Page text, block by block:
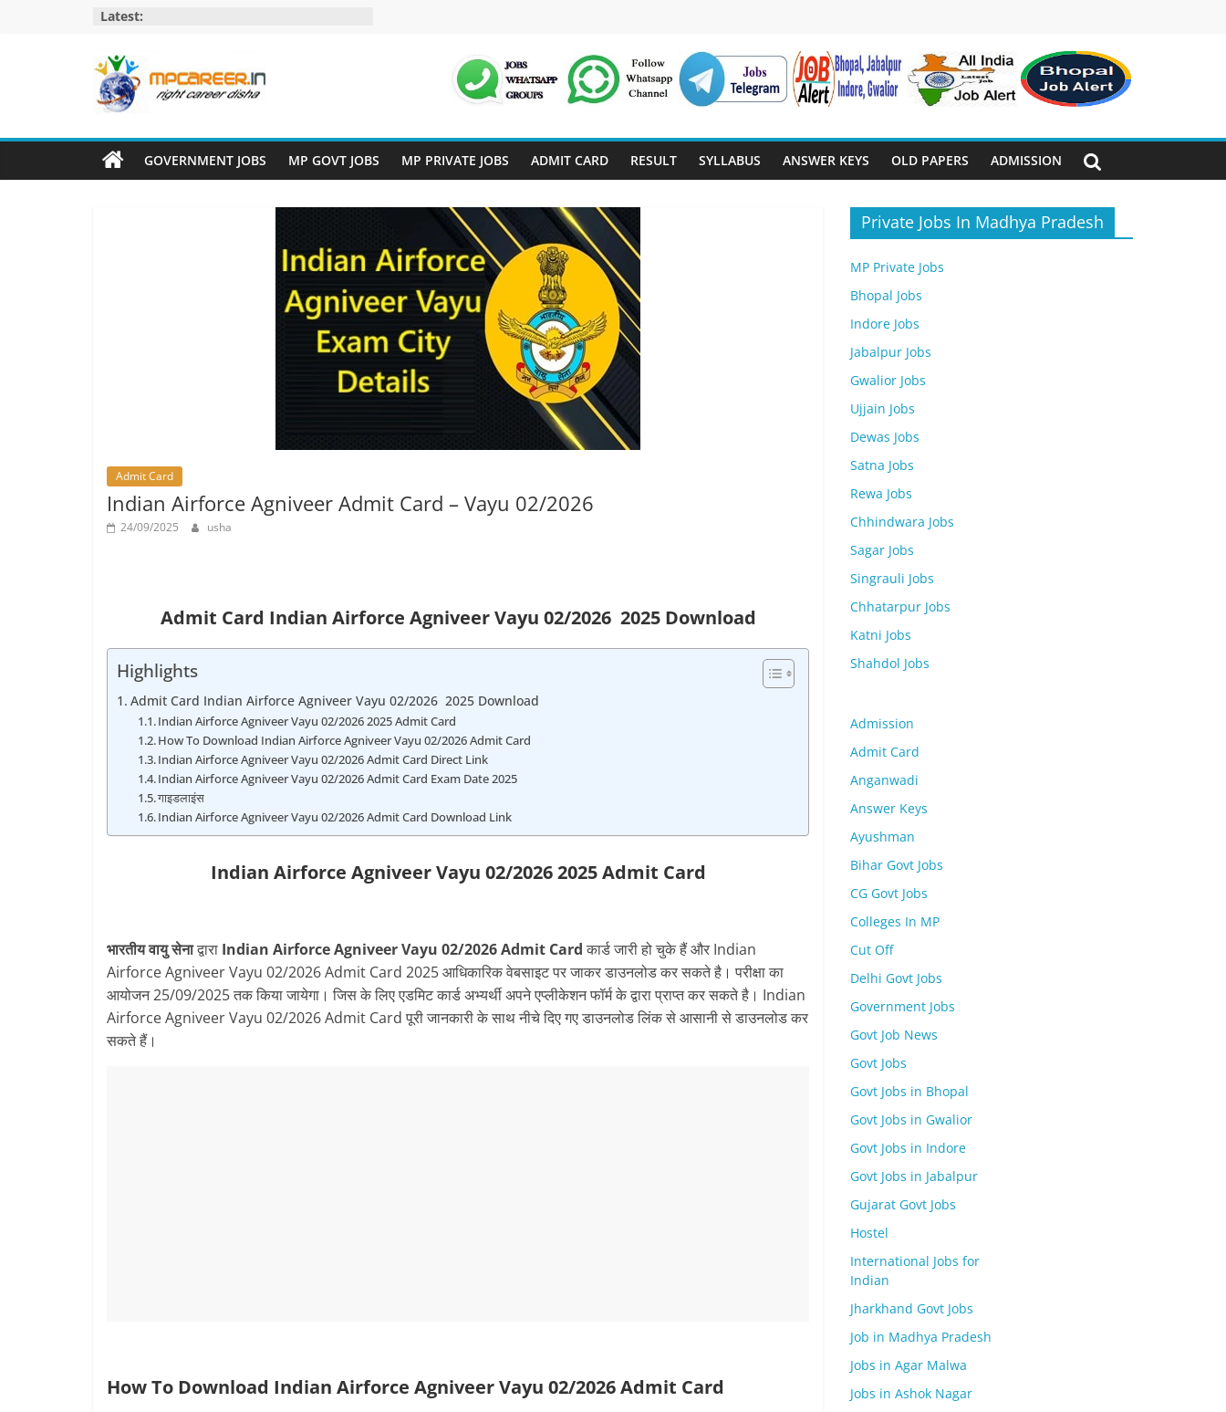
Latest:
MP
Career
GOVERNMENT JOBS MP GOVT JOBS MP PRIVATE JOBS ADMIT CARD RESULT SYLLABUS ANSWER KEYS OLD PAPERS ADMISSION
Admit Card
Indian Airforce Agniveer Admit Card – Vayu 02/2026
24/09/2025 usha
Admit Card Indian Airforce Agniveer Vayu 02/2026 2025 Download
Highlights
Admit Card Indian Airforce Agniveer Vayu 02/2026 2025 Download
Indian Airforce Agniveer Vayu 02/2026 2025 Admit Card
How To Download Indian Airforce Agniveer Vayu 02/2026 Admit Card
Indian Airforce Agniveer Vayu 02/2026 Admit Card Direct Link
Indian Airforce Agniveer Vayu 02/2026 Admit Card Exam Date 2025
गाइडलाइंस
Indian Airforce Agniveer Vayu 02/2026 Admit Card Download Link
Indian Airforce Agniveer Vayu 02/2026 2025Admit Card
भारतीय वायु सेनाद्वारा Indian Airforce Agniveer Vayu 02/2026 Admit Cardकार्ड जारी हो चुके हैं और Indian
Airforce Agniveer Vayu 02/2026 Admit Card 2025 आधिकारिक वेबसाइट पर जाकर डाउनलोड कर सकते है। परीक्षा का
आयोजन 25/09/2025 तक किया जायेगा। जिस के लिए एडमिट कार्ड अभ्यर्थी अपने एप्लीकेशन फॉर्म के द्वारा प्राप्त कर सकते है। Indian
Airforce Agniveer Vayu 02/2026 Admit Card पूरी जानकारी के साथ नीचे दिए गए डाउनलोड लिंक से आसानी से डाउनलोड कर
सकते हैं।
How To Download Indian Airforce Agniveer Vayu 02/2026 Admit Card
Private Jobs In Madhya Pradesh
MP Private Jobs
Bhopal Jobs
Indore Jobs
Jabalpur Jobs
Gwalior Jobs
Ujjain Jobs
Dewas Jobs
Satna Jobs
Rewa Jobs
Chhindwara Jobs
Sagar Jobs
Singrauli Jobs
Chhatarpur Jobs
Katni Jobs
Shahdol Jobs
Admission
Admit Card
Anganwadi
Answer Keys
Ayushman
Bihar Govt Jobs
CG Govt Jobs
Colleges In MP
Cut Off
Delhi Govt Jobs
Government Jobs
Govt Job News
Govt Jobs
Govt Jobs in Bhopal
Govt Jobs in Gwalior
Govt Jobs in Indore
Govt Jobs in Jabalpur
Gujarat Govt Jobs
Hostel
International Jobs for
Indian
Jharkhand Govt Jobs
Job in Madhya Pradesh
Jobs in Agar Malwa
Jobs in Ashok Nagar